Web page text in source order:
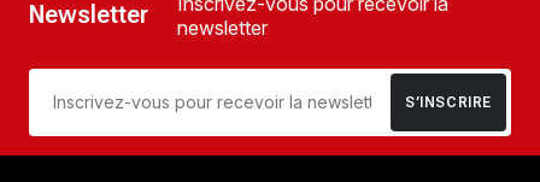
Newsletter
newsletter
S’INSCRIRE